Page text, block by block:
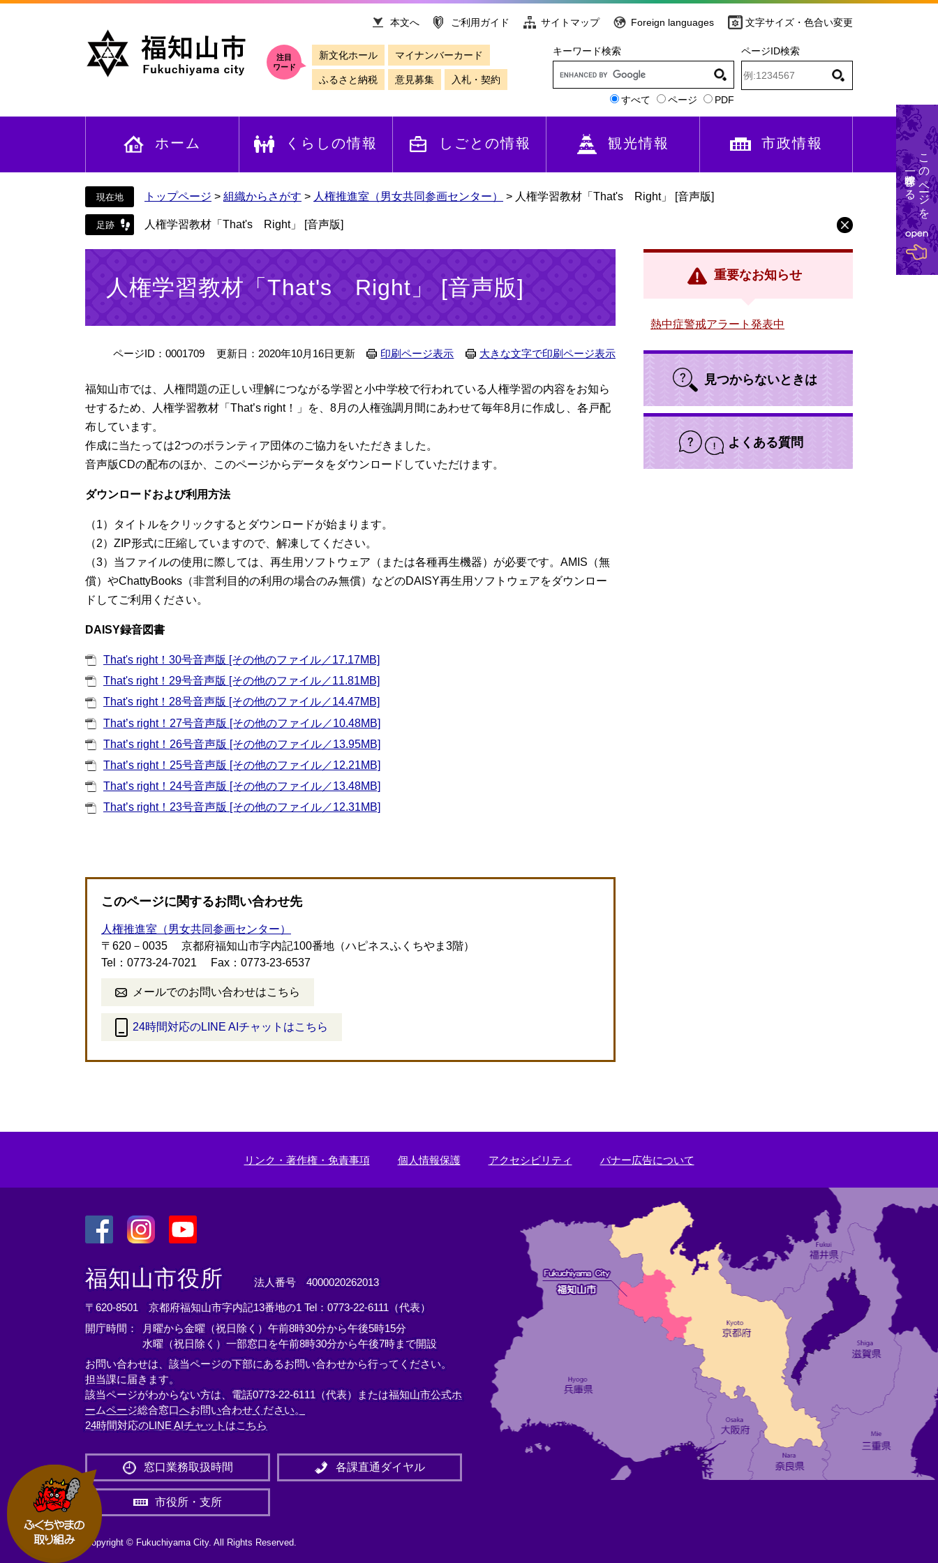
文
本文へ ご利用ガイド サイトマップ Foreign languages 文字サイズ・色合い変更
注目
ワード
新文化ホール マイナンバーカード
ふるさと納税 意見募集 入札・契約
キーワード検索
すべて ページ PDF
ページID検索
ホーム くらしの情報 しごとの情報 観光情報 市政情報
トップページ > 組織からさがす > 人権推進室（男女共同参画センター） > 人権学習教材「That's Right」 [音声版]
人権学習教材「That's Right」 [音声版]
人権学習教材「That's Right」 [音声版]
ページID：0001709 更新日：2020年10月16日更新 印刷ページ表示 大きな文字で印刷ページ表示
福知山市では、人権問題の正しい理解につながる学習と小中学校で行われている人権学習の内容をお知ら
せするため、人権学習教材「That’s right！」を、8月の人権強調月間にあわせて毎年8月に作成し、各戸配
布しています。
作成に当たっては2つのボランティア団体のご協力をいただきました。
音声版CDの配布のほか、このページからデータをダウンロードしていただけます。
ダウンロードおよび利用方法
（1）タイトルをクリックするとダウンロードが始まります。
（2）ZIP形式に圧縮していますので、解凍してください。
（3）当ファイルの使用に際しては、再生用ソフトウェア（または各種再生機器）が必要です。AMIS（無
償）やChattyBooks（非営利目的の利用の場合のみ無償）などのDAISY再生用ソフトウェアをダウンロー
ドしてご利用ください。
DAISY録音図書
That's right！30号音声版 [その他のファイル／17.17MB]
That's right！29号音声版 [その他のファイル／11.81MB]
That's right！28号音声版 [その他のファイル／14.47MB]
That’s right！27号音声版 [その他のファイル／10.48MB]
That’s right！26号音声版 [その他のファイル／13.95MB]
That’s right！25号音声版 [その他のファイル／12.21MB]
That’s right！24号音声版 [その他のファイル／13.48MB]
That’s right！23号音声版 [その他のファイル／12.31MB]
このページに関するお問い合わせ先
人権推進室（男女共同参画センター）
〒620－0035
京都府福知山市字内記100番地（ハピネスふくちやま3階）
Tel：0773-24-7021
Fax：0773-23-6537
メールでのお問い合わせはこちら
24時間対応のLINE AIチャットはこちら
外
ク
重要なお知らせ
熱中症警戒アラート発表中
見つからないときは
よくある質問
リンク・著作権・免責事項 個人情報保護 アクセシビリティ バナー広告について
外
部
リ
ン
ク
外
部
リ
ン
ク
外
部
リ
ン
ク
＞
福知山市役所 法人番号 4000020262013
〒620-8501 京都府福知山市字内記13番地の1 Tel：0773-22-6111（代表）
開庁時間： 月曜から金曜（祝日除く）午前8時30分から午後5時15分
水曜（祝日除く）一部窓口を午前8時30分から午後7時まで開設
お問い合わせは、該当ページの下部にあるお問い合わせから行ってください。
担当課に届きます。
該当ページがわからない方は、電話0773-22-6111（代表）または福知山市公式ホ
ームページ総合窓口へお問い合わせください。
24時間対応のLINE AIチャットはこちら
外
部
リ
窓口業務取扱時間 各課直通ダイヤル
市役所・支所
Copyright © Fukuchiyama City. All Rights Reserved.
このページを
一時保存する